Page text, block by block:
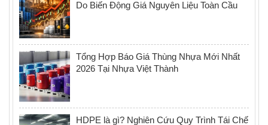
Do Biến Động Giá Nguyên Liệu Toàn Cầu
Tổng Hợp Báo Giá Thùng Nhựa Mới Nhất
2026 Tại Nhựa Việt Thành
HDPE là gì? Nghiên Cứu Quy Trình Tái Chế